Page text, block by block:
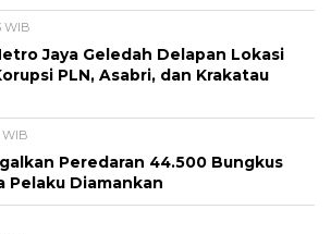
WIB
Jaya Geledah Delapan Lokasi
PLN, Asabri, dan Krakatau
WIB
Peredaran 44.500 Bungkus
Pelaku Diamankan